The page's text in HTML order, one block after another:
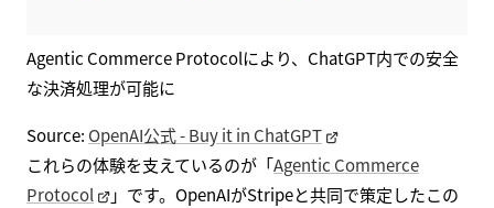
Agentic Commerce Protocolにより、ChatGPT内での安全
な決済処理が可能に
Source: OpenAI公式 - Buy it in ChatGPT
これらの体験を支えているのが「Agentic Commerce
Protocol
」です。OpenAIがStripeと共同で策定したこの